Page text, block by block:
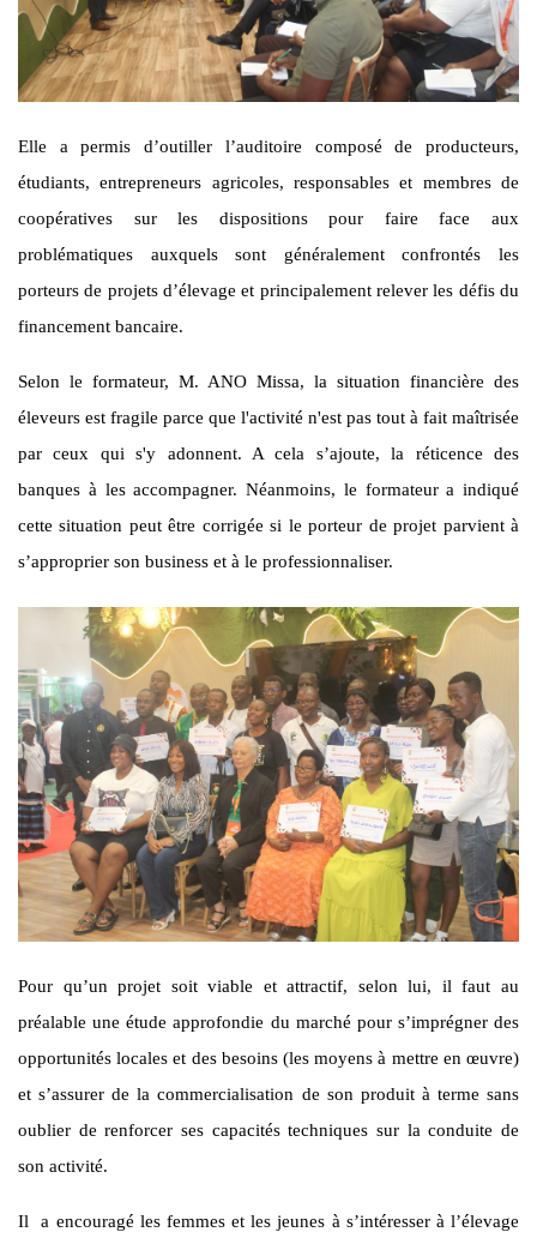
Elle a permis d’outiller l’auditoire composé de producteurs,
étudiants, entrepreneurs agricoles, responsables et membres de
coopératives sur les dispositions pour faire face aux
problématiques auxquels sont généralement confrontés les
porteurs de projets d’élevage et principalement relever les défis du
financement bancaire.
Selon le formateur, M. ANO Missa, la situation financière des
éleveurs est fragile parce que l'activité n'est pas tout à fait maîtrisée
par ceux qui s'y adonnent. A cela s’ajoute, la réticence des
banques à les accompagner. Néanmoins, le formateur a indiqué
cette situation peut être corrigée si le porteur de projet parvient à
s’approprier son business et à le professionnaliser.
Pour qu’un projet soit viable et attractif, selon lui, il faut au
préalable une étude approfondie du marché pour s’imprégner des
opportunités locales et des besoins (les moyens à mettre en œuvre)
et s’assurer de la commercialisation de son produit à terme sans
oublier de renforcer ses capacités techniques sur la conduite de
son activité.
Il a encouragé les femmes et les jeunes à s’intéresser à l’élevage